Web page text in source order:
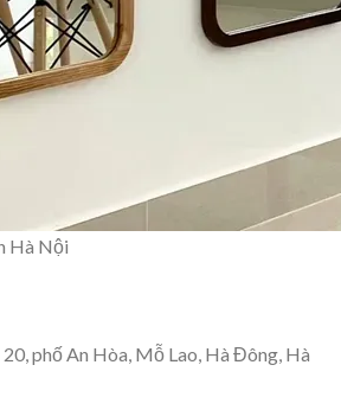
Hà Nội
phố An Hòa, Mỗ Lao, Hà Đông, Hà